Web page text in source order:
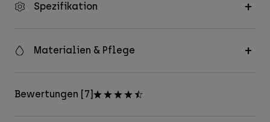
Spezifikation
Materialien & Pflege
Bewertungen [7]